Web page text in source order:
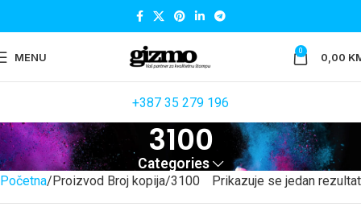
MENU 0 0,00
+387 35 279 196
3100
Categories
Početna Proizvod Broj kopija 3100 Prikazuje se jedan rezultat